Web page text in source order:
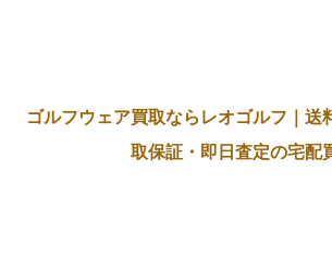
ゴルフウェア買取ならレオゴルフ｜送
取保証・即日査定の宅配